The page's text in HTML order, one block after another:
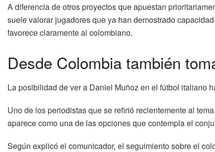
A diferencia de otros proyectos que apuestan
suele valorar jugadores que ya han demostrado
favorece claramente al colombiano.
Desde Colombia también
La posibilidad de ver a Daniel Muñoz en el fútbol italiano
Uno de los periodistas que se refirió recientemente al
aparece como una de las opciones que contempla el
Según explicó el comunicador, el seguimiento sobre el